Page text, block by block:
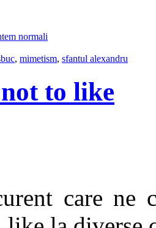
normali
, mimetism, sfantul alexandru
to like
care ne